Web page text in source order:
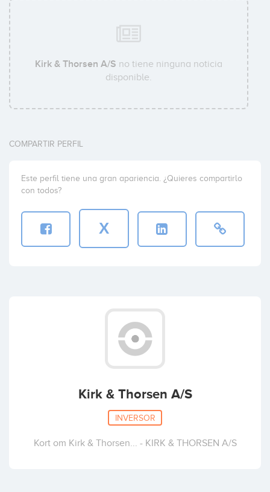
Kirk & Thorsen A/S no tiene ninguna noticia
disponible.
COMPARTIR PERFIL
Este perfil tiene una gran apariencia. ¿Quieres compartirlo
con todos?
X
Kirk & Thorsen A/S
INVERSOR
Kort om Kirk & Thorsen... - KIRK & THORSEN A/S